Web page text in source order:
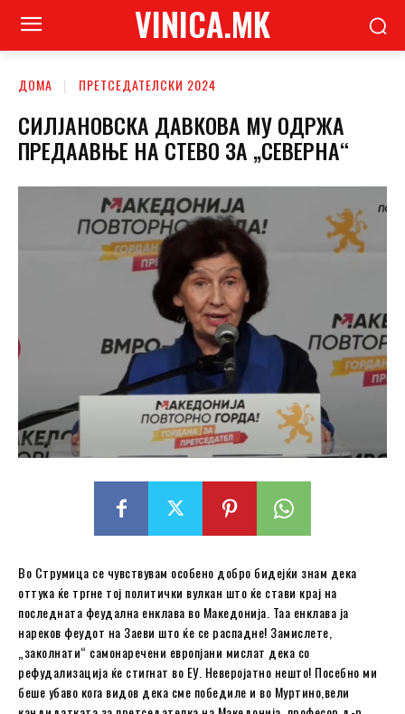
VINICA.MK
ДОМА ПРЕТСЕДАТЕЛСКИ 2024
СИЛЈАНОВСКА ДАВКОВА МУ ОДРЖА
ПРЕДААВЊЕ НА СТЕВО ЗА „СЕВЕРНА“
Во Струмица се чувствувам особено добро бидејќи знам дека
оттука ќе тргне тој политички вулкан што ќе стави крај на
последната феудална енклава во Македонија. Таа енклава ја
нареков феудот на Заеви што ќе се распадне! Замислете,
„заколнати“ самонаречени европјани мислат дека со
рефудализација ќе стигнат во ЕУ. Неверојатно нешто! Посебно ми
беше убаво кога видов дека сме победиле и во Муртино,вели